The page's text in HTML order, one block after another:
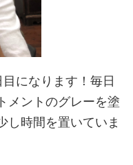
になります！毎日
メントのグレーを塗
し時間を置いていま